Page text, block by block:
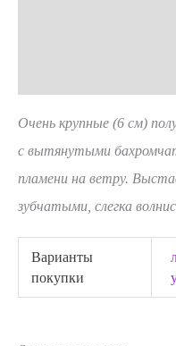
Очень крупные (6 см)
с вытянутыми
пламени на ветру.
зубчатыми, слегка
Варианты
покупки